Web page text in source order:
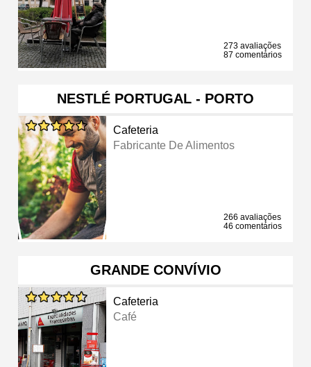
273 avaliações
87 comentários
NESTLÉ PORTUGAL - PORTO
Cafeteria
Fabricante De Alimentos
266 avaliações
46 comentários
GRANDE CONVÍVIO
Cafeteria
Café